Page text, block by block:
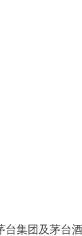
台集团及茅台